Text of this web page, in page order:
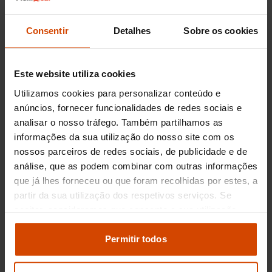
Consentir Detalhes Sobre os cookies
Este website utiliza cookies
Utilizamos cookies para personalizar conteúdo e
anúncios, fornecer funcionalidades de redes sociais e
analisar o nosso tráfego. Também partilhamos as
informações da sua utilização do nosso site com os
nossos parceiros de redes sociais, de publicidade e de
análise, que as podem combinar com outras informações
que já lhes forneceu ou que foram recolhidas por estes, a
partir da sua utilização dos respetivos serviços. Se
aceitar, consideramos que consente a sua utilização.
Pode modificar as suas opções de consentimento e
definições de cookies
definições e saber mais na nossapolítica de
Permitir todos
Preço dos BMW Série 2
Gran Tourer usados em
Porto
Se está à procura de um automóvel espaçoso e
versátil na cidade do Porto, o BMW Série 2 Gran
Tourer é uma excelente opção. Os preços dos
BMW Série 2 Gran Tourer usados na região do
Porto variam dependendo do ano de fabrico,
quilometragem e estado geral do veículo. Em
média, pode encontrar este modelo por valores
que oscilam entre 18.000€ e 30.000€. Este
preço competitivo torna-o uma escolha atrativa
para aqueles que necessitam de um carro
familiar com características premium.
Porque comprar um BMW Série